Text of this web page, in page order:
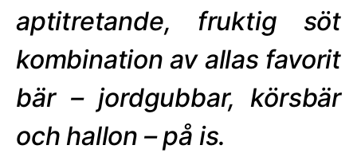
aptitretande, fruktig söt
kombination av allas favorit
bär – jordgubbar, körsbär
och hallon – på is.